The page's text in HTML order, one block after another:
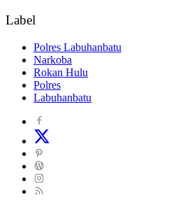
Label
Polres Labuhanbatu
Narkoba
Rokan Hulu
Polres
Labuhanbatu